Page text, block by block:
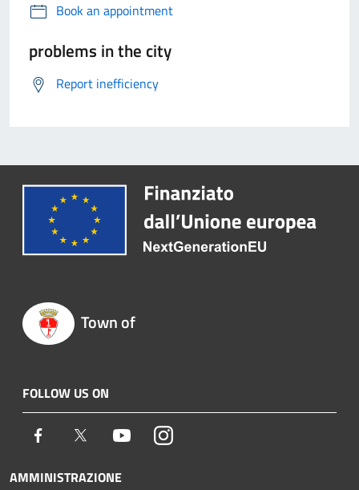
Book an appointment
problems in the city
Report inefficiency
Town of
FOLLOW US ON
Facebook Twitter YoutubeInstagram
AMMINISTRAZIONE